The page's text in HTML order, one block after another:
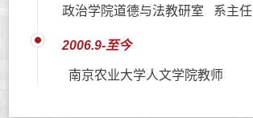
政治学院道德与法教研室 系主任
2006.9-至今
南京农业大学人文学院教师